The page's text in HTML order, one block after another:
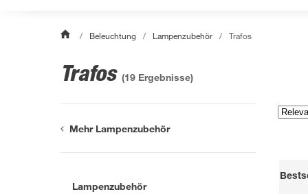
/ Beleuchtung / Lampenzubehör / Trafos
Trafos (19 Ergebnisse)
Mehr Lampenzubehör
Lampenzubehör